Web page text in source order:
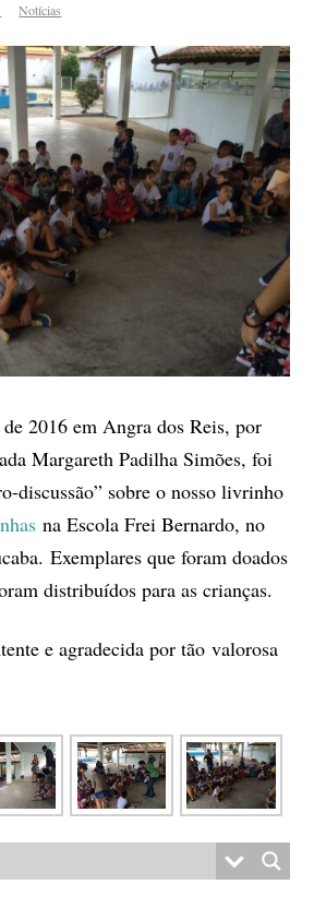
Notícias
2016 em Angra dos Reis, por
Margareth Padilha Simões, foi
discussão” sobre o nosso livrinho
na Escola Frei Bernardo, no
Exemplares que foram doados
distribuídos para as crianças.
e agradecida por tão valorosa